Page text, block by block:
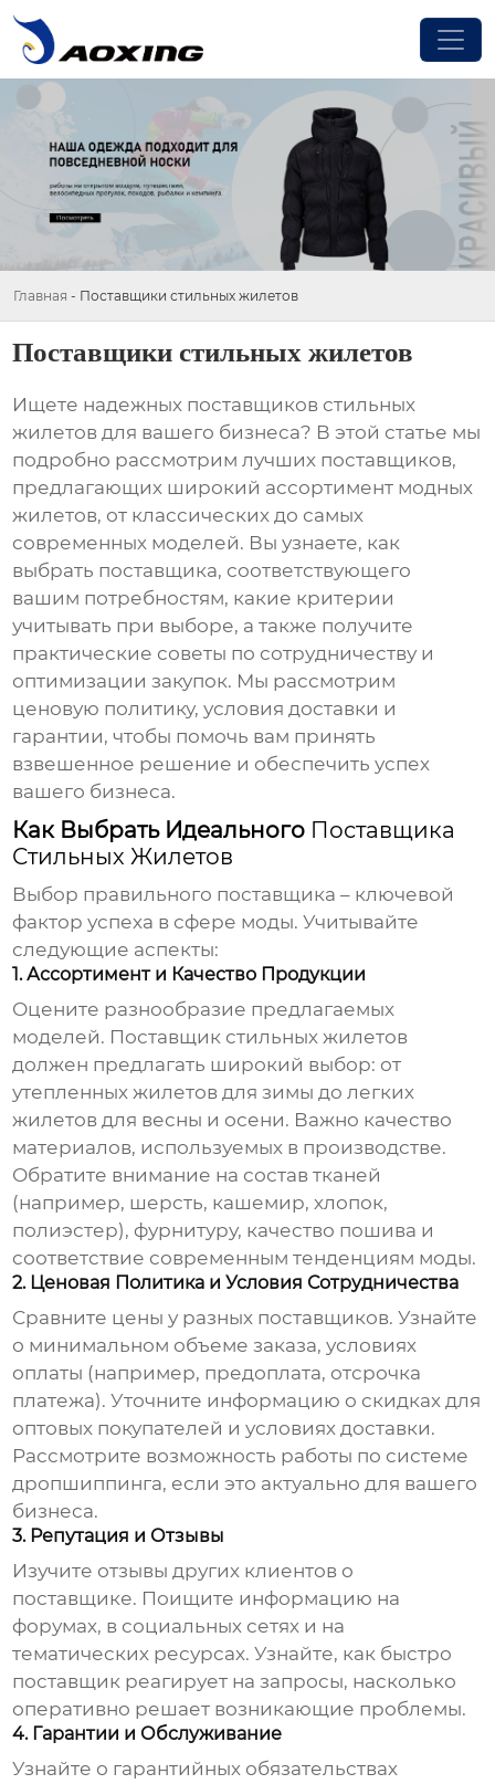
Главная - Поставщики стильных жилетов
Поставщики стильных жилетов
Ищете надежных поставщиков стильных
жилетов для вашего бизнеса? В этой статье мы
подробно рассмотрим лучших поставщиков,
предлагающих широкий ассортимент модных
жилетов, от классических до самых
современных моделей. Вы узнаете, как
выбрать поставщика, соответствующего
вашим потребностям, какие критерии
учитывать при выборе, а также получите
практические советы по сотрудничеству и
оптимизации закупок. Мы рассмотрим
ценовую политику, условия доставки и
гарантии, чтобы помочь вам принять
взвешенное решение и обеспечить успех
вашего бизнеса.
Как Выбрать Идеального Поставщика
Стильных Жилетов
Выбор правильного поставщика – ключевой
фактор успеха в сфере моды. Учитывайте
следующие аспекты:
1. Ассортимент и Качество Продукции
Оцените разнообразие предлагаемых
моделей. Поставщик стильных жилетов
должен предлагать широкий выбор: от
утепленных жилетов для зимы до легких
жилетов для весны и осени. Важно качество
материалов, используемых в производстве.
Обратите внимание на состав тканей
(например, шерсть, кашемир, хлопок,
полиэстер), фурнитуру, качество пошива и
соответствие современным тенденциям моды.
2. Ценовая Политика и Условия Сотрудничества
Сравните цены у разных поставщиков. Узнайте
о минимальном объеме заказа, условиях
оплаты (например, предоплата, отсрочка
платежа). Уточните информацию о скидках для
оптовых покупателей и условиях доставки.
Рассмотрите возможность работы по системе
дропшиппинга, если это актуально для вашего
бизнеса.
3. Репутация и Отзывы
Изучите отзывы других клиентов о
поставщике. Поищите информацию на
форумах, в социальных сетях и на
тематических ресурсах. Узнайте, как быстро
поставщик реагирует на запросы, насколько
оперативно решает возникающие проблемы.
4. Гарантии и Обслуживание
Узнайте о гарантийных обязательствах